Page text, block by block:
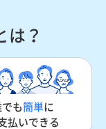
は？
でも簡単に
払いできる